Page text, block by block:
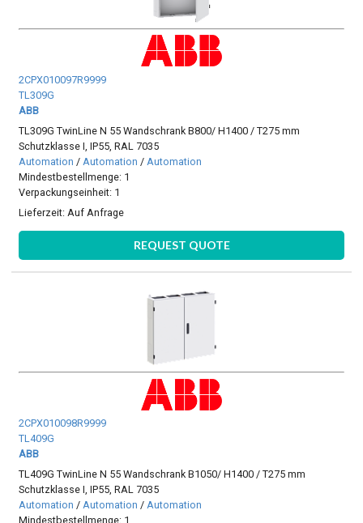
2CPX010097R9999
TL309G
ABB
TL309G TwinLine N 55 Wandschrank B800/ H1400 / T275 mm
Schutzklasse I, IP55, RAL 7035
Automation / Automation / Automation
Mindestbestellmenge: 1
Verpackungseinheit: 1
Lieferzeit:Auf Anfrage
REQUEST QUOTE
2CPX010098R9999
TL409G
ABB
TL409G TwinLine N 55 Wandschrank B1050/ H1400 / T275 mm
Schutzklasse I, IP55, RAL 7035
Automation /Automation /Automation
Mindestbestellmenge: 1